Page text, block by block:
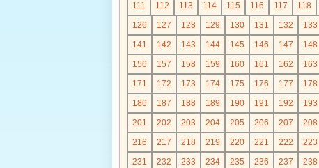
111
112 113 114 115 116 117 118
126
127 128 129 130 131 132 133
141
142 143 144 145 146 147 148
156
157 158 159 160 161 162 163
171
172 173 174 175 176 177 178
186
187 188 189 190 191 192 193
201
202 203 204 205 206 207 208
216
217 218 219 220 221 222 223
231
232 233 234 235 236 237 238